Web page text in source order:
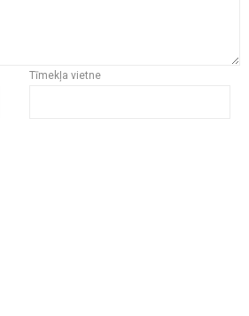
Tīmekļa vietne